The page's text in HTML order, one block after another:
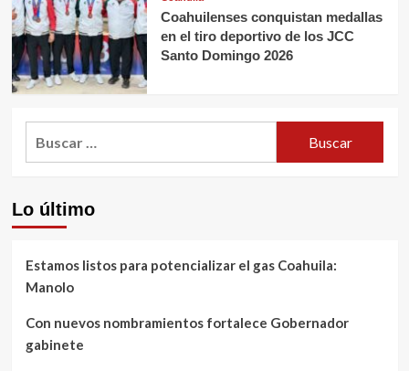
Coahuilenses conquistan medallas
en el tiro deportivo de los JCC
Santo Domingo 2026
Lo último
Estamos listos para potencializar el gas Coahuila:
Manolo
Con nuevos nombramientos fortalece Gobernador
gabinete